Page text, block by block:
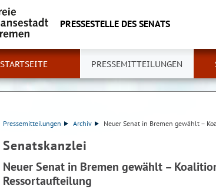
PRESSESTELLE DES SENATS
STARTSEITE PRESSEMITTEILUNGEN
Pressemitteilungen Archiv Neuer Senat in Bremen gewählt –
Senatskanzlei
Neuer Senat in Bremen gewählt –
Ressortaufteilung